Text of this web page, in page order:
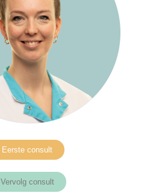
Eerste consult
Vervolg consult